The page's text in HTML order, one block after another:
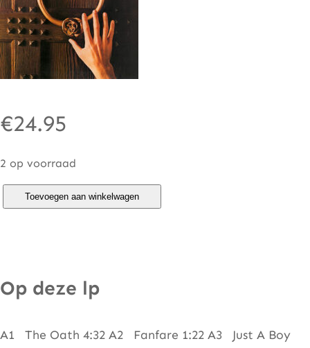
€24.95
2 op voorraad
(
u
Toevoegen aan winkelwagen
Op deze lp
A1 The Oath 4:32 A2 Fanfare 1:22 A3 Just A Boy